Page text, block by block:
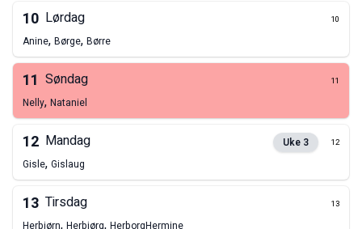
10 Lørdag 10
Anine, Børge, Børre
11 Søndag 11
Nelly, Nataniel
12 Mandag Uke 3 12
Gisle, Gislaug
13 Tirsdag 13
Herbjørn Herbjørg HerborgHermine